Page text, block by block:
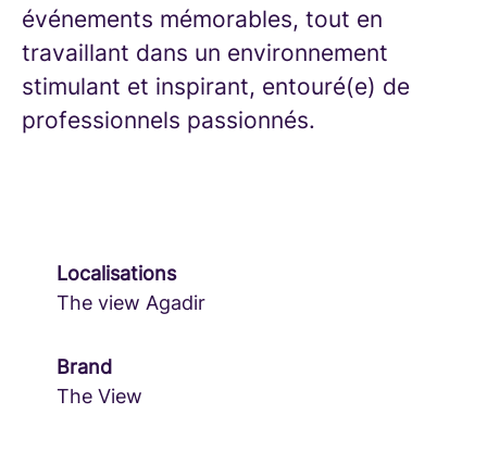
événements mémorables, tout en
travaillant dans un environnement
stimulant et inspirant, entouré(e) de
professionnels passionnés.
Localisations
The view Agadir
Brand
The View